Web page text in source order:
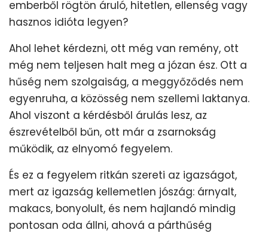
emberből rögtön áruló, hitetlen, ellenség vagy
hasznos idióta legyen?
Ahol lehet kérdezni, ott még van remény, ott
még nem teljesen halt meg a józan ész. Ott a
hűség nem szolgaiság, a meggyőződés nem
egyenruha, a közösség nem szellemi laktanya.
Ahol viszont a kérdésből árulás lesz, az
észrevételből bűn, ott már a zsarnokság
működik, az elnyomó fegyelem.
És ez a fegyelem ritkán szereti az igazságot,
mert az igazság kellemetlen jószág: árnyalt,
makacs, bonyolult, és nem hajlandó mindig
pontosan oda állni, ahová a párthűség